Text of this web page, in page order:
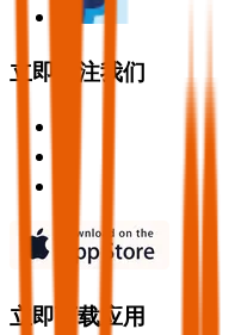
立即关注我们
立即下载应用